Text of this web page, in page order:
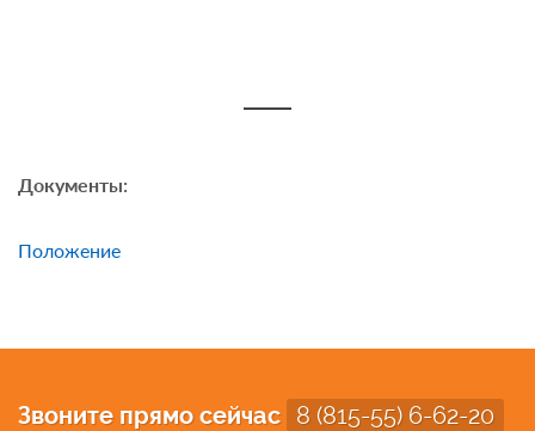
Документы:
Положение
Звоните прямо сейчас 8 (815-55) 6-62-20